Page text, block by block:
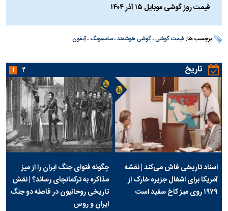
قیمت روز گوشی موبایل ۱۵ آذر ۱۴۰۴
برچسب ها: قیمت گوشی،گوشی هوشمند،سامسونگ ،آیفون
تاریخ
اسناد تاریخی فاش می‌کند | نقشه
آمریکا برای اشغال جزیره خارک از
۱۹۷۹ روی میز کاخ سفید است
چگونه فتوای جنگ ایران را از میز
مذاکره به ترکمانچای رساند؟ | نقش
تاریخی روحانیون در فاصله دو جنگ
ایران و روس
۱ ۲